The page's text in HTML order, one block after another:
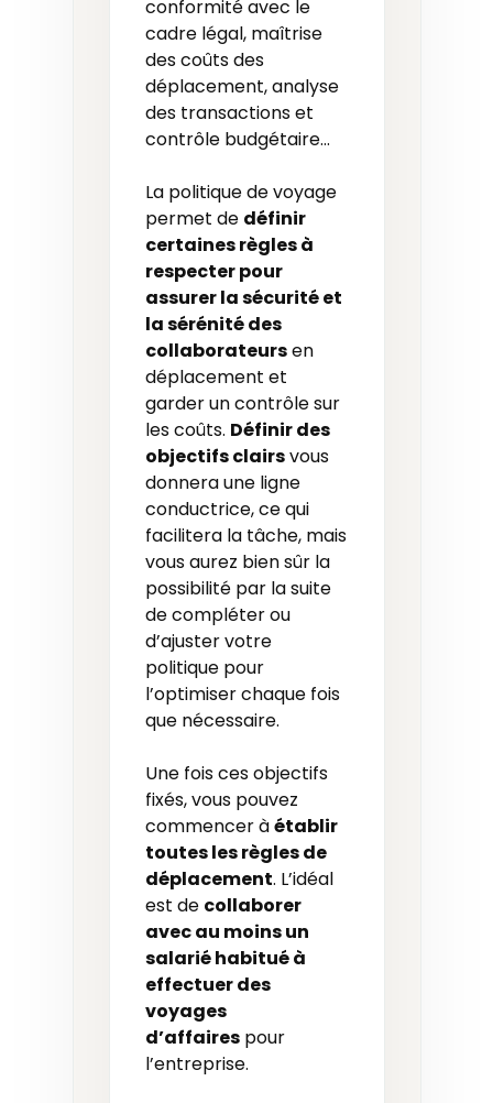
conformité avec le
cadre légal, maîtrise
des coûts des
déplacement, analyse
des transactions et
contrôle budgétaire…
La politique de voyage
permet de définir
certaines règles à
respecter pour
assurer la sécurité et
la sérénité des
collaborateursen
déplacement et
garder un contrôle sur
les coûts. Définir des
objectifs clairsvous
donnera une ligne
conductrice, ce qui
facilitera la tâche, mais
vous aurez bien sûr la
possibilité par la suite
de compléter ou
d’ajuster votre
politique pour
l’optimiser chaque fois
que nécessaire.
Une fois ces objectifs
fixés, vous pouvez
commencer àétablir
toutes les règles de
déplacement. L’idéal
est de collaborer
avec au moins un
salarié habitué à
effectuer des
voyages
d’affairespour
l’entreprise.